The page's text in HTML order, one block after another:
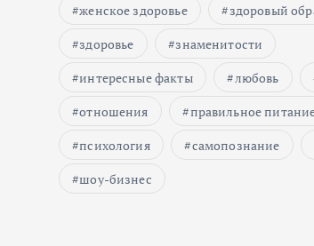
женское здоровье
здоровый
здоровье
знаменитости
интересные факты
любовь
отношения
правильное
психология
самопознание
шоу-бизнес